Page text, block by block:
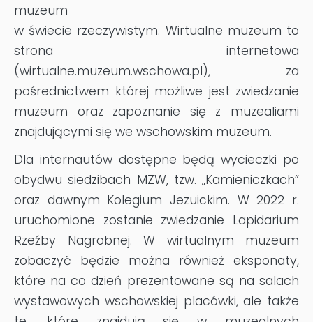
muzeum
w świecie rzeczywistym. Wirtualne muzeum to
strona internetowa
(wirtualne.muzeum.wschowa.pl), za
pośrednictwem której możliwe jest zwiedzanie
muzeum oraz zapoznanie się z muzealiami
znajdującymi się we wschowskim muzeum.
Dla internautów dostępne będą wycieczki po
obydwu siedzibach MZW, tzw. „Kamieniczkach”
oraz dawnym Kolegium Jezuickim. W 2022 r.
uruchomione zostanie zwiedzanie Lapidarium
Rzeźby Nagrobnej. W wirtualnym muzeum
zobaczyć będzie można również eksponaty,
które na co dzień prezentowane są na salach
wystawowych wschowskiej placówki, ale także